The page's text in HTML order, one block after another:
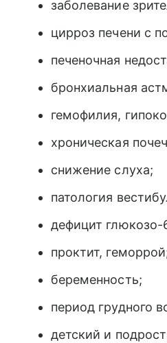
заболевание
цирроз печени с
печеночная
бронхиальная
гемофилия,
хроническая
снижение слуха;
патология
дефицит глюкозо-
проктит,
беременность;
период грудного
детский и